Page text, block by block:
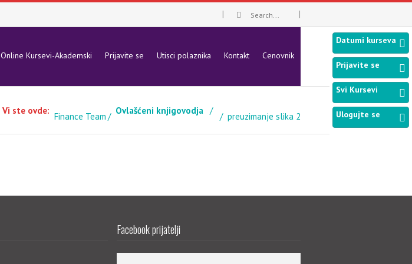
Online Kursevi-Akademski Prijavite se Utisci polaznika Kontakt Cenovnik
Vi ste ovde:
Finance Team
Ovlašćeni knjigovodja
preuzimanje slika 2
Facebook prijatelji
Datumi kurseva
Prijavite se
Svi Kursevi
Ulogujte se